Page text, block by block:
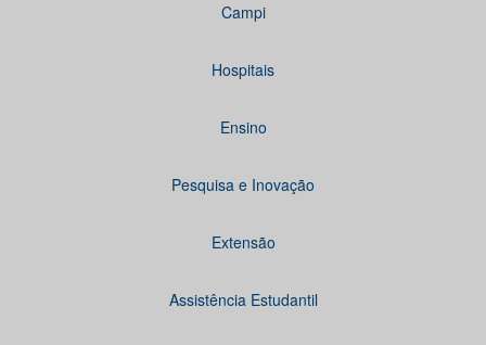
Campi
Hospitais
Ensino
Pesquisa e Inovação
Extensão
Assistência Estudantil